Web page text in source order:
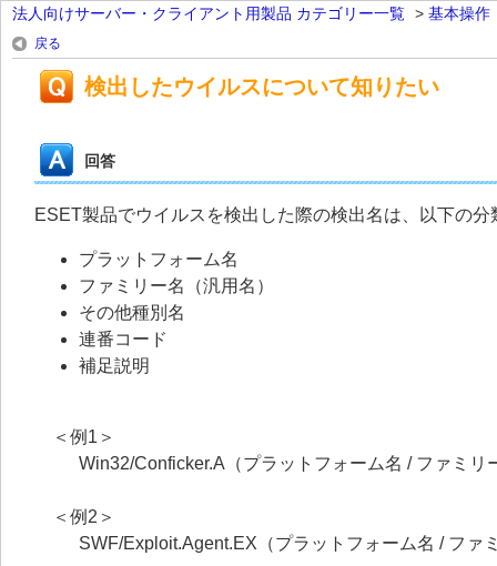
法人向けサーバー・クライアント用製品 カテゴリー一覧 > 基本操作
戻る
検出したウイルスについて知りたい
回答
ESET製品でウイルスを検出した際の検出名は、以下の
プラットフォーム名
ファミリー名（汎用名）
その他種別名
連番コード
補足説明
＜例1＞
Win32/Conficker.A（プラットフォーム名 / ファミリ
＜例2＞
SWF/Exploit.Agent.EX（プラットフォーム名 / ファ